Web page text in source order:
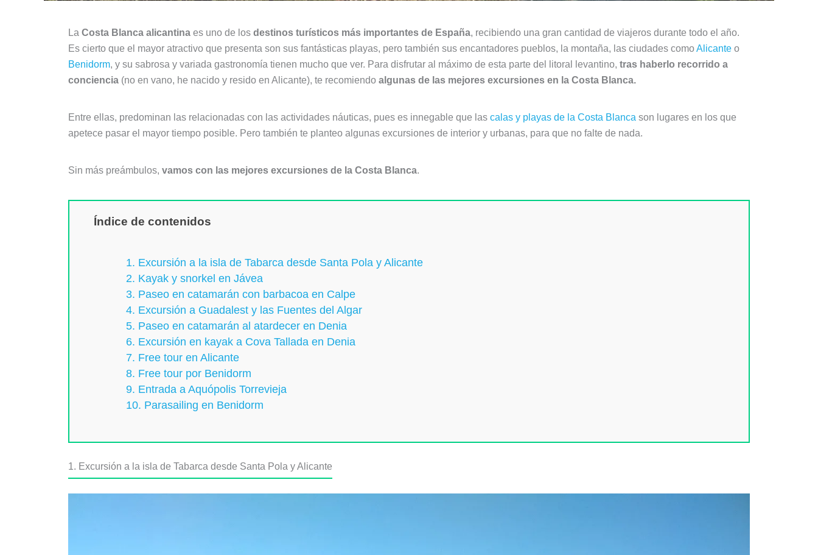
La Costa Blanca alicantina es uno de los destinos turísticos más importantes de España, recibiendo una gran cantidad de viajeros durante todo el año.
Es cierto que el mayor atractivo que presenta son sus fantásticas playas, pero también sus encantadores pueblos, la montaña, las ciudades comoAlicante o
Benidorm, y su sabrosa y variada gastronomía tienen mucho que ver. Para disfrutar al máximo de esta parte del litoral levantino, tras haberlo recorrido a
conciencia (no en vano, he nacido y resido en Alicante), te recomiendo algunas de las mejores excursiones en la Costa Blanca.
Entre ellas, predominan las relacionadas con las actividades náuticas, pues es innegable que las calas y playas de la Costa Blanca son lugares en los que
apetece pasar el mayor tiempo posible. Pero también te planteo algunas excursiones de interior y urbanas, para que no falte de nada.
Sin más preámbulos, vamos con las mejores excursiones de la Costa Blanca.
Índice de contenidos
1. Excursión a la isla de Tabarca desde Santa Pola y Alicante
2. Kayak y snorkel en Jávea
3. Paseo en catamarán con barbacoa en Calpe
4. Excursión a Guadalest y las Fuentes del Algar
5. Paseo en catamarán al atardecer en Denia
6. Excursión en kayak a Cova Tallada en Denia
7. Free tour en Alicante
8. Free tour por Benidorm
9. Entrada a Aquópolis Torrevieja
10. Parasailing en Benidorm
1. Excursión a la isla de Tabarca desde Santa Pola y Alicante